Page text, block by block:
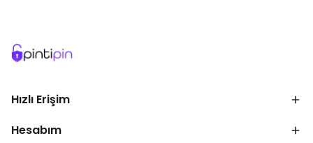
Hızlı Erişim
Hesabım